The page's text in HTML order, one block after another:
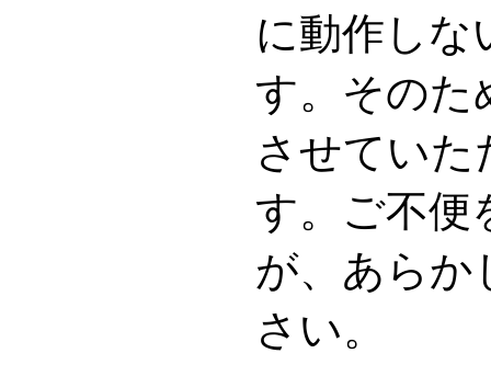
に動作しな
す。そのた
させてい
す。ご不便
が、あらか
さい。